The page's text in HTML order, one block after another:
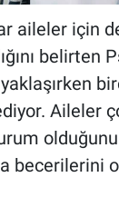
aileler için
Aileler
olduğunu
becerilerini